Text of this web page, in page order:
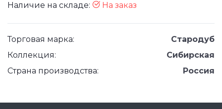
Наличие на складе: На заказ
Торговая марка:
Стародуб
Коллекция:
Сибирская
Страна производства:
Россия